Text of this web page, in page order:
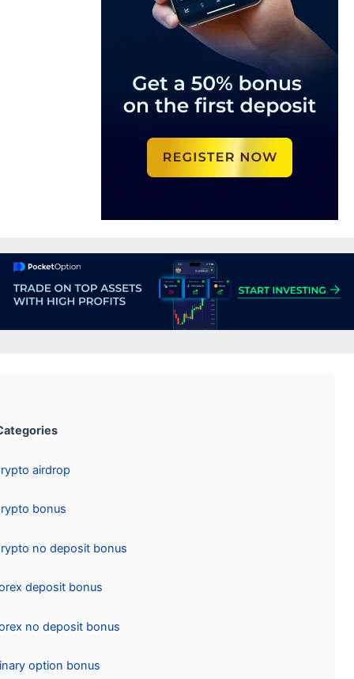
Categories:
Crypto airdrop
Crypto bonus
Crypto no deposit bonus
Forex deposit bonus
Forex no deposit bonus
Binary option bonus